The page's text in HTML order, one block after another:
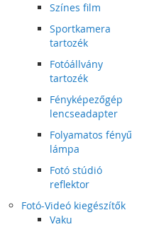
Színes film
Sportkamera
tartozék
Fotóállvány
tartozék
Fényképezőgép
lencseadapter
Folyamatos fényű
lámpa
Fotó stúdió
reflektor
Fotó-Videó kiegészítők
Vaku